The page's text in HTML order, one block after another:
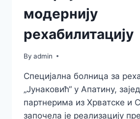
модернију
рехабилитацију
By admin
Специјална болница за
„Јунаковић“ у Апатину,
партнерима из Хрватске и
започела је реализацију